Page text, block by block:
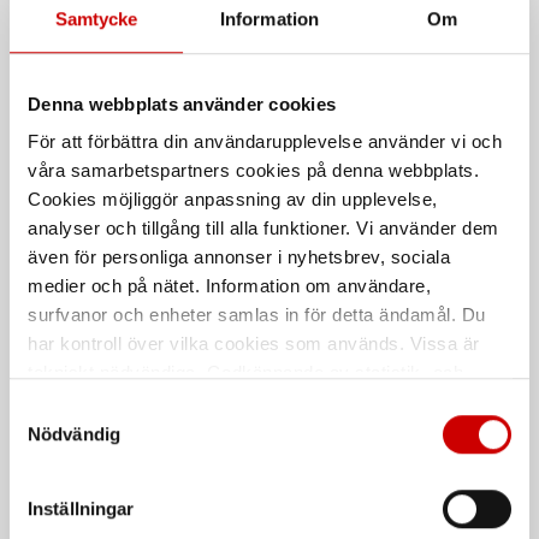
Samtycke Information Om
Denna webbplats använder cookies
För att förbättra din användarupplevelse använder vi och
våra samarbetspartners cookies på denna webbplats.
Cookies möjliggör anpassning av din upplevelse,
analyser och tillgång till alla funktioner. Vi använder dem
även för personliga annonser i nyhetsbrev, sociala
medier och på nätet. Information om användare,
surfvanor och enheter samlas in för detta ändamål. Du
har kontroll över vilka cookies som används. Vissa är
länder utanför EU med olika dataskyddsnormer. Genom
att godkänna samtycker du till sådana överföringar. Läs
Nödvändig
Inställningar
Borstsats 3 delar
Tillbehör till
spridarrengöringssatsen
Styrstift för kärnborr
Würth
Passande kärnborr från Würth
De som köpte, köpte även